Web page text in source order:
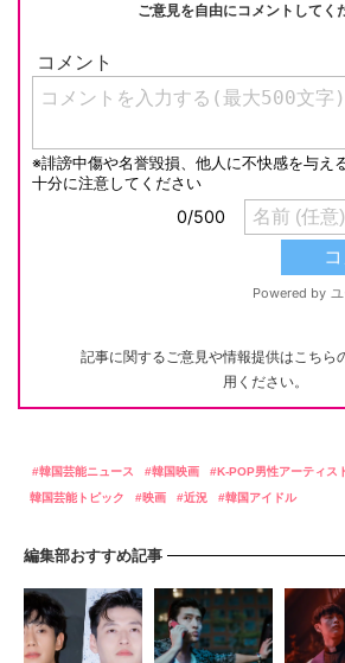
ご意見を自由にコメントしてく
記事に関するご意見や情報提供はこちら
用ください。
韓国芸能ニュース 韓国映画 K-POP男性アーティス
韓国芸能トピック
映画 近況 韓国アイドル
編集部おすすめ記事